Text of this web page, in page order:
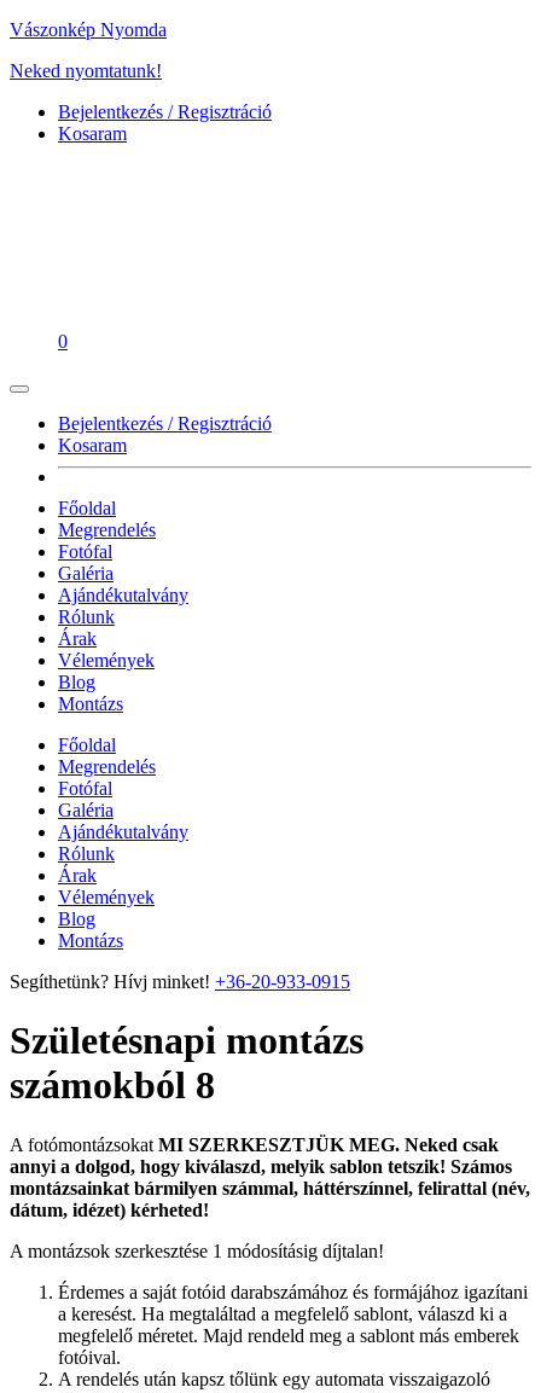
Vászonkép Nyomda
Neked nyomtatunk!
Bejelentkezés / Regisztráció
Kosaram
0
Bejelentkezés / Regisztráció
Kosaram
Főoldal
Megrendelés
Fotófal
Galéria
Ajándékutalvány
Rólunk
Árak
Vélemények
Blog
Montázs
Főoldal
Megrendelés
Fotófal
Galéria
Ajándékutalvány
Rólunk
Árak
Vélemények
Blog
Montázs
Segíthetünk? Hívj minket! +36-20-933-0915
Születésnapi montázs
számokból 8
A fotómontázsokat MI SZERKESZTJÜK MEG. Neked csak
annyi a dolgod, hogy kiválaszd, melyik sablon tetszik! Számos
montázsainkat bármilyen számmal, háttérszínnel, felirattal (név,
dátum, idézet) kérheted!
A montázsok szerkesztése 1 módosításig díjtalan!
Érdemes a saját fotóid darabszámához és formájához igazítani
a keresést. Ha megtaláltad a megfelelő sablont, válaszd ki a
megfelelő méretet. Majd rendeld meg a sablont más emberek
fotóival.
A rendelés után kapsz tőlünk egy automata visszaigazoló